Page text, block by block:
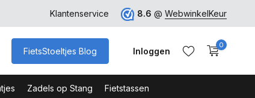
Veilig Bestellen - Webshop Keurmerk
Klantenservice 8.6 @ WebwinkelKeur
FietsStoeltjes Blog Inloggen
0
Zadels op Stang Fietstassen